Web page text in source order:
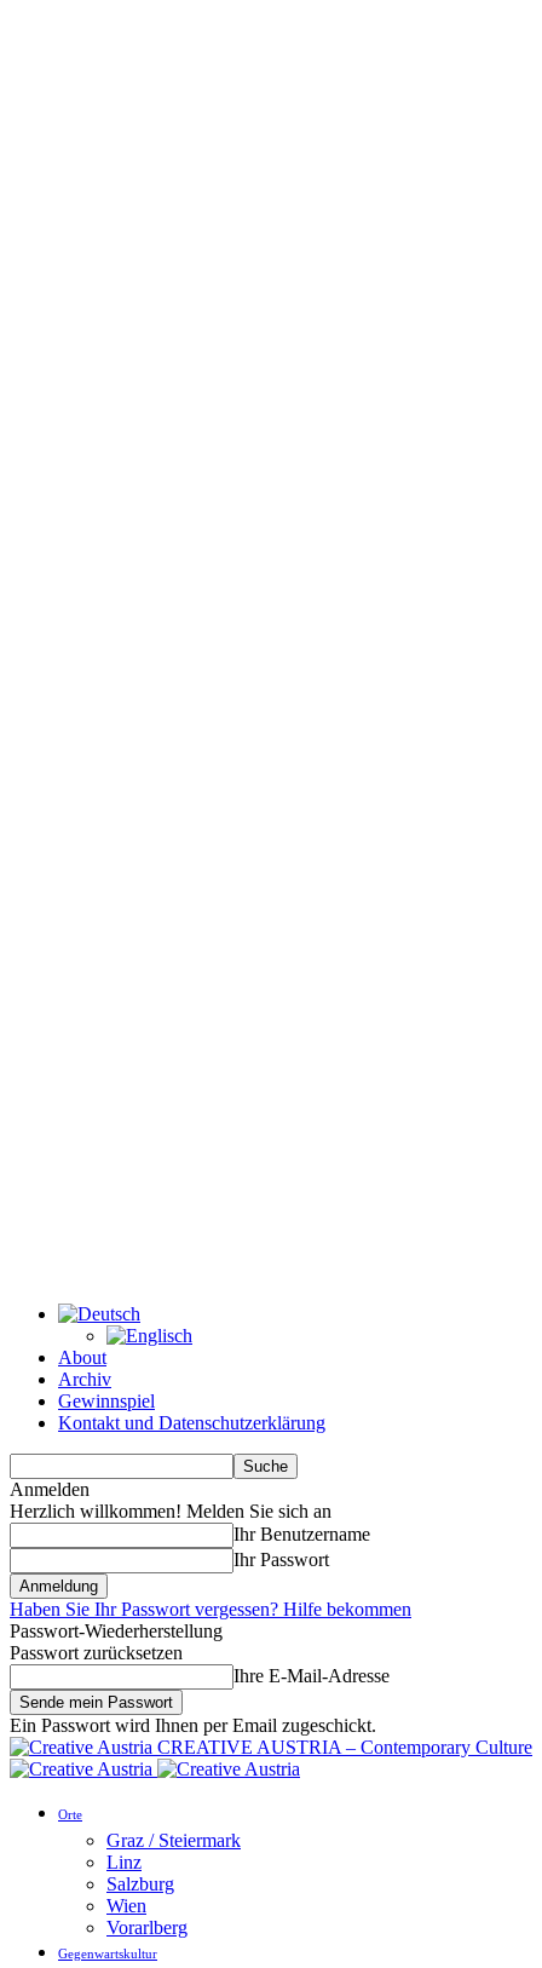
About
Archiv
Gewinnspiel
Kontakt und Datenschutzerklärung
Anmelden
Herzlich willkommen! Melden Sie sich an
Ihr Benutzername
Ihr Passwort
Haben Sie Ihr Passwort vergessen? Hilfe bekommen
Passwort-Wiederherstellung
Passwort zurücksetzen
Ihre E-Mail-Adresse
Ein Passwort wird Ihnen per Email zugeschickt.
CREATIVE AUSTRIA – Contemporary Culture
Orte
Graz / Steiermark
Linz
Salzburg
Wien
Vorarlberg
Gegenwartskultur